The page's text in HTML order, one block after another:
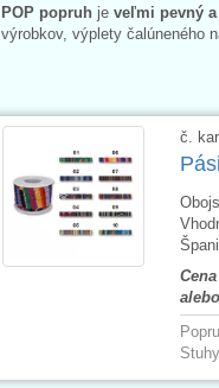
POP popruh je veľmi pevný
výrobkov, výplety čalúneného
č.
alebo
Stuhy